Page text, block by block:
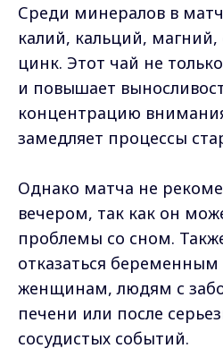
Среди минералов в
калий, кальций,
цинк. Этот чай не
и повышает
концентрацию
замедляет процессы
Однако матча не
вечером, так как он
проблемы со сном.
отказаться
женщинам, людям с
печени или после
сосудистых событий.